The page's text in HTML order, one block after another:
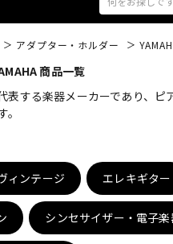
アコ
電子ピアノ
DTM
アダプター・ホルダー
商品一覧
表する楽器メーカーであり、
ィンテージ エレキギター
シンセサイザー・電子